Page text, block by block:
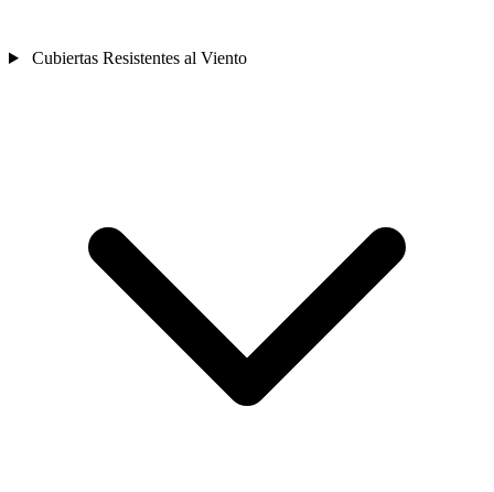
Cubiertas Resistentes al Viento